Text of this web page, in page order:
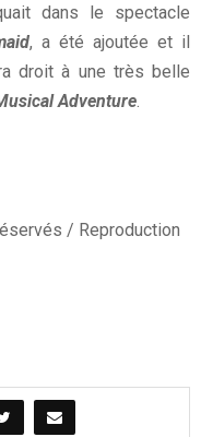
dans le spectacle
, a été ajoutée et il
droit à une très belle
Adventure
/ Reproduction